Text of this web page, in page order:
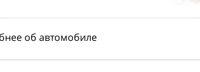
об автомобиле